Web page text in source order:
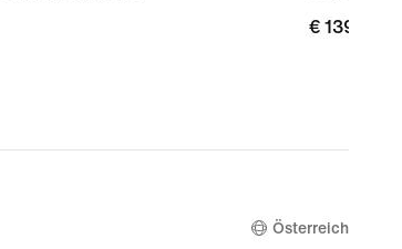
€ 139,99
€ 139,99
Österreich